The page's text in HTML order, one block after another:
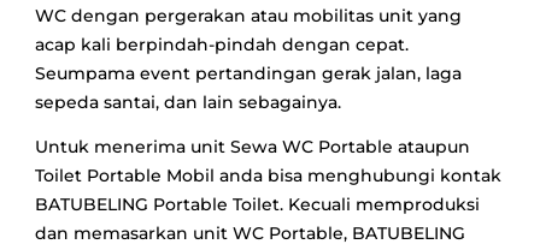
WC dengan pergerakan atau mobilitas unit yang
acap kali berpindah-pindah dengan cepat.
Seumpama event pertandingan gerak jalan, laga
sepeda santai, dan lain sebagainya.
Untuk menerima unit Sewa WC Portable ataupun
Toilet Portable Mobil anda bisa menghubungi kontak
BATUBELING Portable Toilet. Kecuali memproduksi
dan memasarkan unit WC Portable, BATUBELING